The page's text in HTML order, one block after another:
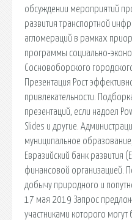
обсуждении мероприятий
развития транспортной
агломераций в рамках
программы социально-
Сосновоборского
Презентация Рост
привлекательности.
презентаций, если надоел
Slides и другие.
муниципальное
Евразийский банк развития
финансовой организацией.
добычу природного и
17 мая 2019 Запрос
участниками которого могут